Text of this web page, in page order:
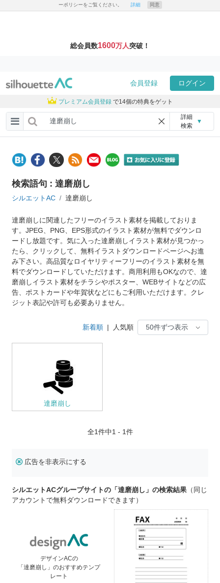
ーポリシーをご覧ください。 詳細 同意
総会員数1600万人突破！
会員登録 ログイン
プレミアム会員登録 で14個の特典をゲット
詳細
検索
▼
検索語句 : 達磨崩し
シルエットAC 達磨崩し
達磨崩しに関連したフリーのイラスト素材を掲載しておりま
す。JPEG、PNG、EPS形式のイラスト素材が無料でダウンロ
ードし放題です。気に入った達磨崩しイラスト素材が見つかっ
たら、クリックして、無料イラストダウンロードページへお進
み下さい。高品質なロイヤリティーフリーのイラスト素材を無
料でダウンロードしていただけます。商用利用もOKなので、達
磨崩しイラスト素材をチラシやポスター、WEBサイトなどの広
告、ポストカードや年賀状などにもご利用いただけます。クレ
ジット表記や許可も必要ありません。
新着順 | 人気順
達磨崩し
全1件中1 - 1件
広告を非表示にする
シルエットACグループサイトの「達磨崩し」の検索結果 （同じ
アカウントで無料ダウンロードできます）
デザインACの
「達磨崩し」のおすすめテンプ
レート